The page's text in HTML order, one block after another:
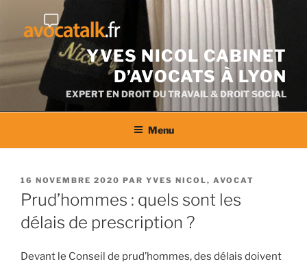
contenu
YVES NICOL CABINET
D’AVOCATS À LYON
EXPERT EN DROIT DU TRAVAIL & DROIT SOCIAL
Menu
PUBLIÉ
LE
16 NOVEMBRE 2020 PAR YVES NICOL, AVOCAT
Prud’hommes : quels sont les
délais de prescription ?
Devant le Conseil de prud’hommes, des délais doivent